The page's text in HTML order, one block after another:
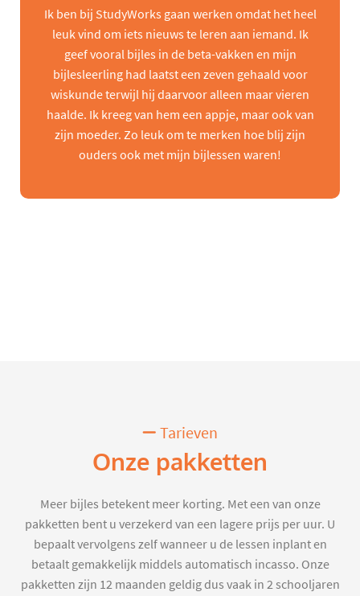
Ik ben bij StudyWorks gaan werken omdat het heel
leuk vind om iets nieuws te leren aan iemand. Ik
geef vooral bijles in de beta-vakken en mijn
bijlesleerling had laatst een zeven gehaald voor
wiskunde terwijl hij daarvoor alleen maar vieren
haalde. Ik kreeg van hem een appje, maar ook van
zijn moeder. Zo leuk om te merken hoe blij zijn
ouders ook met mijn bijlessen waren!
Tarieven
Onze pakketten
Meer bijles betekent meer korting. Met een van onze
pakketten bent u verzekerd van een lagere prijs per uur. U
bepaalt vervolgens zelf wanneer u de lessen inplant en
betaalt gemakkelijk middels automatisch incasso. Onze
pakketten zijn 12 maanden geldig dus vaak in 2 schooljaren